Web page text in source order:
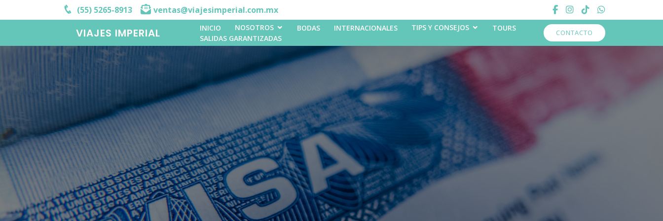
(55) 5265-8913 ventas@viajesimperial.com.mx
VIAJES IMPERIAL INICIO NOSOTROS BODAS INTERNACIONALES TIPS Y CONSEJOS
TOURS
SALIDAS GARANTIZADAS
CONTACTO